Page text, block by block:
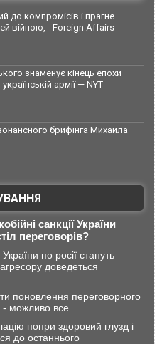
до компромісів і прагне
війною, - Foreign Affairs
знаменує кінець епохи
армії — NYT
брифінга Михайла
санкції України
переговорів?
по росії стануть
доведеться
поновлення переговорного
- можливо все
попри здоровий глузд і
до останнього